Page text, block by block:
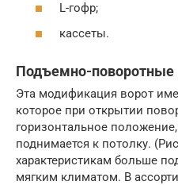
L-гофр;
кассеты.
Подъемно-поворотные
Эта модификация ворот
которое при открытии
горизонтальное
поднимается к потолку.
характеристикам больше
мягким климатом. В